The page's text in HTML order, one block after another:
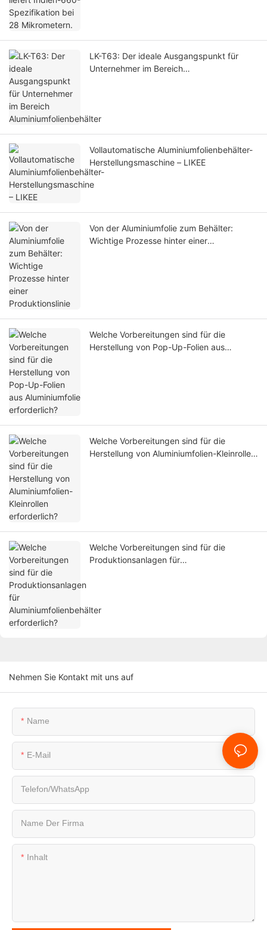
LK-T63: Der ideale Ausgangspunkt für
Unternehmer im Bereich
Vollautomatische Aluminiumfolienbehälter-
Herstellungsmaschine – LIKEE
Von der Aluminiumfolie zum Behälter:
Wichtige Prozesse hinter einer
Welche Vorbereitungen sind für die
Herstellung von Pop-Up-Folien aus
Welche Vorbereitungen sind für die
Herstellung von Aluminiumfolien-Kleinrollen
Welche Vorbereitungen sind für die
Produktionsanlagen für
Nehmen Sie Kontakt mit uns auf
Name
E-Mail
Telefon/WhatsApp
Name Der Firma
Inhalt